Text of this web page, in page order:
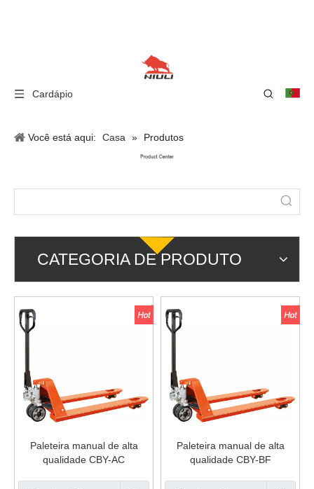
Cardápio
Você está aqui: Casa » Produtos
CATEGORIA DE PRODUTO
Paleteira manual de alta
qualidade CBY-AC
Paleteira manual de alta
qualidade CBY-BF